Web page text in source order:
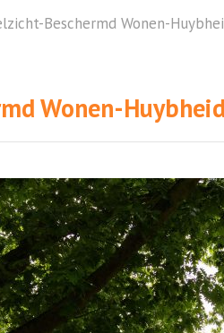
Beschermd Wonen-
Wonen-